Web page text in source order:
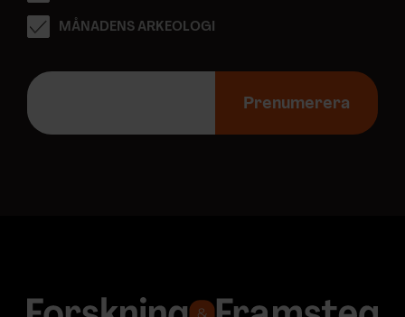
MÅNADENS ARKEOLOGI
E
p
s
Prenumerera